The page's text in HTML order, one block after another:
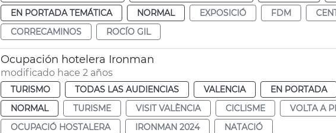
EN PORTADA TEMÁTICA
NORMAL EXPOSICIÓ FDM
CORRECAMINOS
ROCÍO GIL
Ocupación hotelera Ironman
modificado hace 2 años
TURISMO TODAS LAS AUDIENCIAS VALENCIA EN PORTADA
NORMAL
TURISME VISIT VALÈNCIA CICLISME
VOLTA A
OCUPACIÓ HOSTALERA
IRONMAN 2024 NATACIÓ